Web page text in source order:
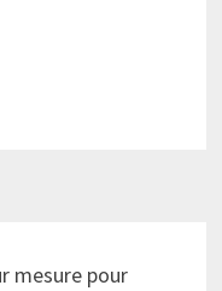
mesure pour